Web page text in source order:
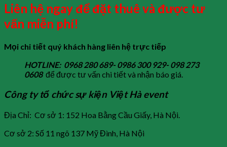
Liên hệ ngay để đặt thuê và được tư
vấn miễn phí!
Mọi chi tiết quý khách hàng liên hệ trực tiếp
HOTLINE: 0968 280 689- 0986 300 929- 098 273
0608 để được tư vấn chi tiết và nhận báo giá.
Công ty tổ chức sự kiện Việt Hà event
Địa Chỉ: Cơ sở 1: 152 Hoa Bằng Cầu Giấy, Hà Nội.
Cơ sở 2: Số 11 ngõ 137 Mỹ Đình, Hà Nội